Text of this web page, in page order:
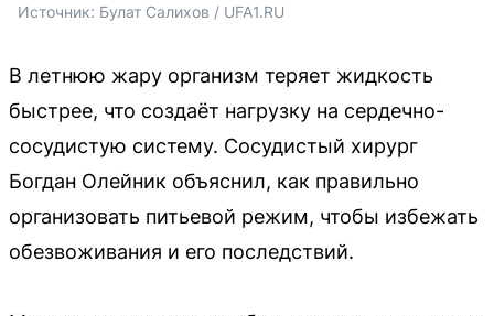
Источник: Булат Салихов / UFA1.RU
В летнюю жару организм теряет жидкость
быстрее, что создаёт нагрузку на сердечно-
сосудистую систему. Сосудистый хирург
Богдан Олейник объяснил, как правильно
организовать питьевой режим, чтобы избежать
обезвоживания и его последствий.